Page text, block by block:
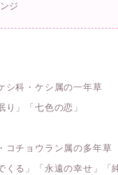
ジ
シ科・ケシ属の一年草
」「七色の恋」
コチョウラン属の多年草
る」「永遠の幸せ」「